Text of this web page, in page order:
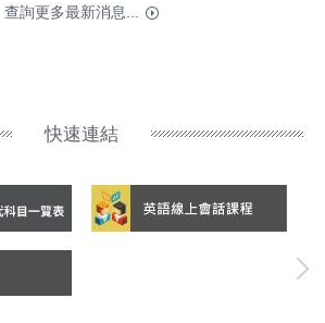
查詢更多最新消息...
快速連結